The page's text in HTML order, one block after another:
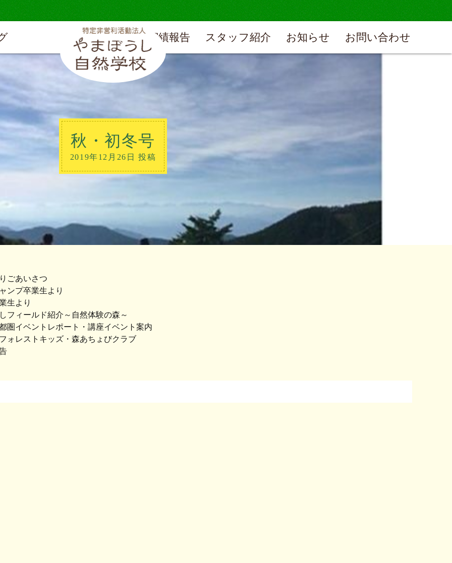
実績報告 スタッフ紹介 お知らせ お問い合わせ
秋・初冬号
2019年12月26日 投稿
ごあいさつ
ンプ卒業生より
生より
フィールド紹介～自然体験の森～
圏イベントレポート・講座イベント案内
ォレストキッズ・森あちょびクラブ